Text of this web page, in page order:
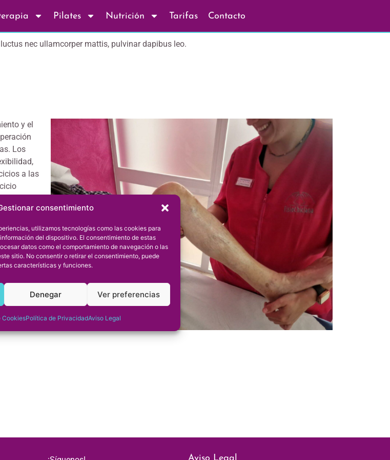
consentimiento
utilizamos tecnologías como las cookies para
del dispositivo. El consentimiento de estas
datos como el comportamiento de navegación o las
sitio. No consentir o retirar el consentimiento, puede
características y funciones.
Denegar Ver preferencias
CookiesPolítica de PrivacidadAviso Legal
Pilates Nutrición Tarifas Contacto
nec ullamcorper mattis, pulvinar dapibus leo.
y el
Los
a las
y
y